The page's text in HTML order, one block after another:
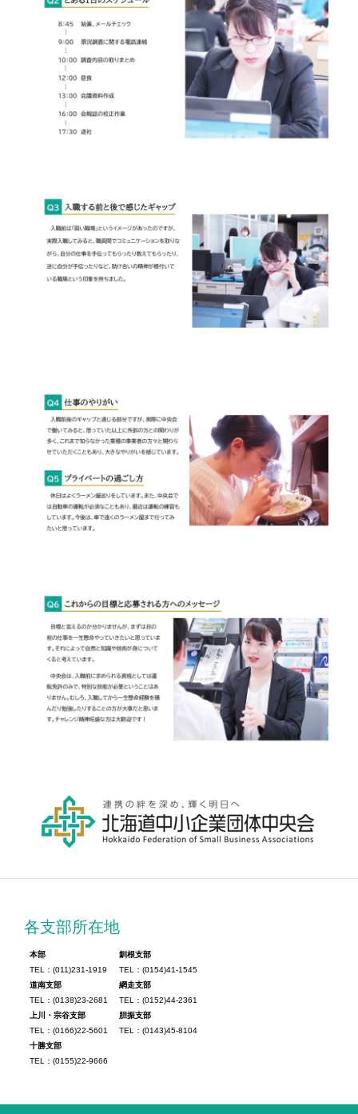
各支部所在地
本部
TEL：(011)231-1919
道南支部
TEL：(0138)23-2681
上川・宗谷支部
TEL：(0166)22-5601
十勝支部
TEL：(0155)22-9666
釧根支部
TEL：(0154)41-1545
網走支部
TEL：(0152)44-2361
胆振支部
TEL：(0143)45-8104